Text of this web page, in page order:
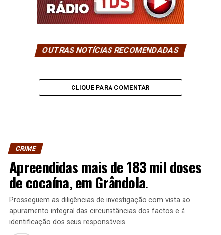
OUTRAS NOTÍCIAS RECOMENDADAS
CLIQUE PARA COMENTAR
CRIME
Apreendidas mais de 183 mil doses
de cocaína, em Grândola.
Prosseguem as diligências de investigação com vista ao
apuramento integral das circunstâncias dos factos e à
identificação dos seus responsáveis.